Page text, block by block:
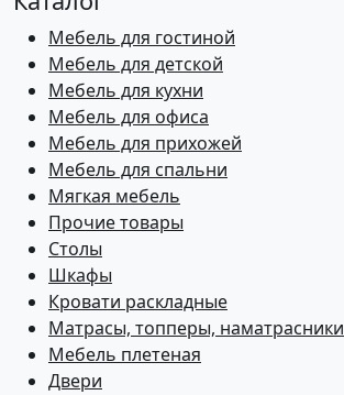
Мебель для гостиной
Мебель для детской
Мебель для кухни
Мебель для офиса
Мебель для прихожей
Мебель для спальни
Мягкая мебель
Прочие товары
Столы
Шкафы
Кровати раскладные
Матрасы, топперы, наматрасники
Мебель плетеная
Двери